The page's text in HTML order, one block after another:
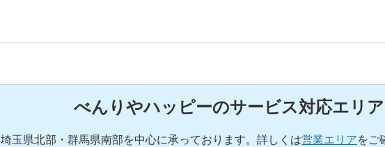
べんりやハッピーのサービス対応エリア
埼玉県北部・群馬県南部を中心に承っております。詳しくは営業エリアをご